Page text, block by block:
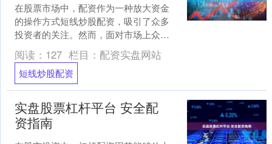
在股票市场中，配资作为一种放大资金
的操作方式短线炒股配资，吸引了众多
投资者的关注。然而，面对市场上众多
的配资平台，如何选择一家安全、靠谱
的平台成为关键。本文将为....
阅读： 127 栏目： 配资实盘网站
短线炒股配资
实盘股票杠杆平台 安全配
资指南